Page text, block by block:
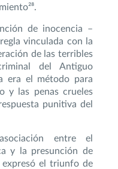
de inocencia –
vinculada con la
de las terribles
del Antiguo
era el método para
y las penas crueles
punitiva del
entre el
y la presunción de
expresó el triunfo de